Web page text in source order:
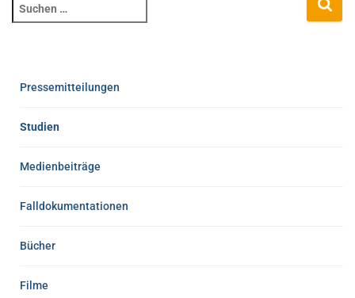
Pressemitteilungen
Studien
Medienbeiträge
Falldokumentationen
Bücher
Filme